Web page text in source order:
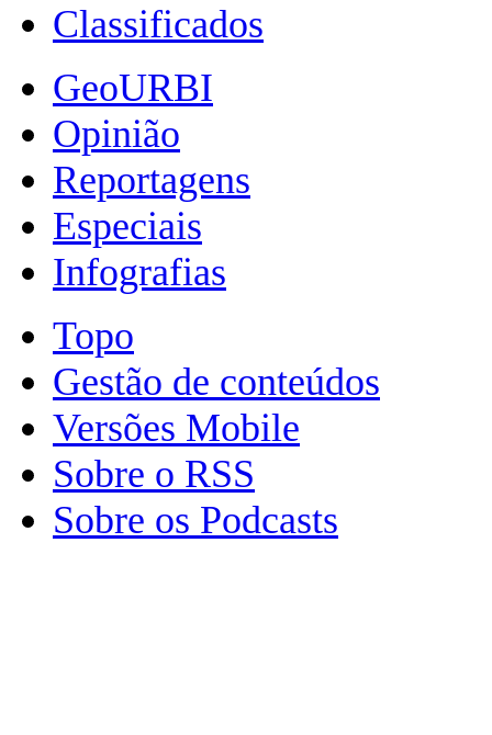
Classificados
GeoURBI
Opinião
Reportagens
Especiais
Infografias
Topo
Gestão de conteúdos
Versões Mobile
Sobre o RSS
Sobre os Podcasts